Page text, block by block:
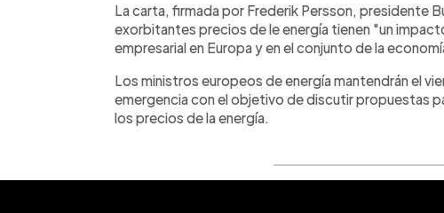
La carta, firmada por Frederik Persson, presidente
exorbitantes precios de le energía tienen "un
empresarial en Europa y en el conjunto de la
Los ministros europeos de energía mantendrán el
emergencia con el objetivo de discutir propuestas
los precios de la energía.